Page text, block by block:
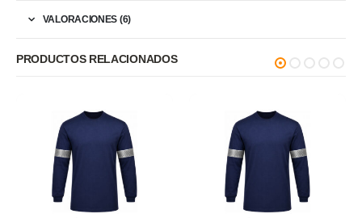
VALORACIONES (6)
PRODUCTOS RELACIONADOS